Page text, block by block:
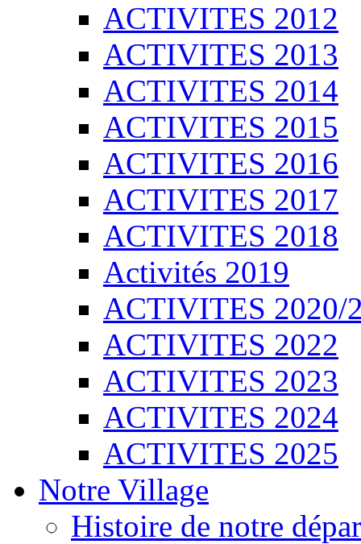
ACTIVITES 2012
ACTIVITES 2013
ACTIVITES 2014
ACTIVITES 2015
ACTIVITES 2016
ACTIVITES 2017
ACTIVITES 2018
Activités 2019
ACTIVITES 2020/
ACTIVITES 2022
ACTIVITES 2023
ACTIVITES 2024
ACTIVITES 2025
Notre Village
Histoire de notre